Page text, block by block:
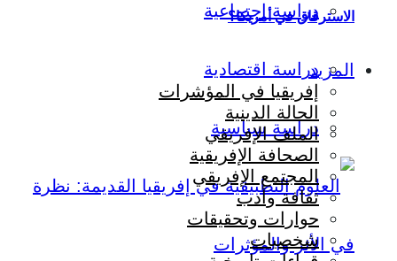
دراسة اجتماعية
دراسة اقتصادية
دراسة سياسية
الاسترقاق في أمريكا؟
المزيد
إفريقيا في المؤشرات
الحالة الدينية
الملف الإفريقي
الصحافة الإفريقية
المجتمع الإفريقي
ثقافة وأدب
حوارات وتحقيقات
شخصيات